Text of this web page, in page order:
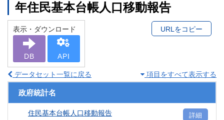
年住民基本台帳人口移動報告
表示・ダウンロード
DB API
URLをコピー
データセット一覧に戻る 項目をすべて表示する
政府統計名
住民基本台帳人口移動報告 詳細